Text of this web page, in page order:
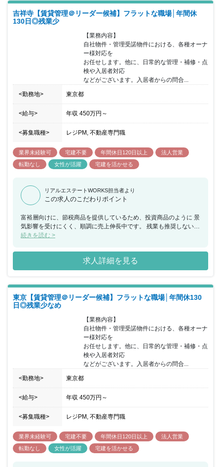
吉祥寺【賃貸管理＠リーダー候補】フラットな職場│年間休
130日◎残業少
【業務内容】
自社物件・管理受諾物件における、各種オーナ
ー様対応を
お任せします。他に、日常的な管理・補修・点
検や入居者対応
などがございます。入居者からの問合...
<勤務地> 東京都
<給与> 年収 450万円 ～
<募集職種> レジPM, 不動産専門職
業界未経験可 宅建不要 年間休日120日以上
法人営業
転勤なし
女性が活躍 宅建を活かせる
リアルエステートWORKS担当者より
この求人のこだわりポイント
富裕層向けに、節税商品を提供しているため、投資商品のように 景
気影響を受けにくく、順調に売上伸長中です。 残業も推奨しないた
め、働きやすい環境です。 （全社平均：9時間/月の残業時間※昨年
っており、残業を推奨しない社風のため長期的に 働きやすい環境で
す。業界特有のインセンティブ制度もあえて 採用せず、チーム組織
全体で売上をあげていくことで、 健全な組織形成を実現していま
す。 全社的に、中途入社の方が多く、フラットに意見を言える 環
境です。同社では、土地の仕入れ～設計・施工管理などを 一気通貫
で行っている点が特徴です。 代表による三方良しの考え方を大切に
続きを読む >
求人詳細を見る
東京【賃貸管理＠リーダー候補】フラットな職場│年間休130
日◎残業少なめ
【業務内容】
自社物件・管理受諾物件における、各種オーナ
ー様対応を
お任せします。他に、日常的な管理・補修・点
検や入居者対応
などがございます。入居者からの問合...
<勤務地> 東京都
<給与> 年収 450万円 ～
<募集職種> レジPM, 不動産専門職
業界未経験可 宅建不要 年間休日120日以上
法人営業
転勤なし
女性が活躍 宅建を活かせる